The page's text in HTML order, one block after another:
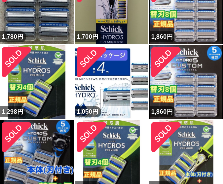
1,780円 1,700円 1,860円
1,298円 1,050円 1,860円